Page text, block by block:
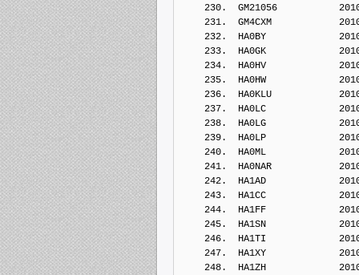
230.  GM21056
231.  GM4CXM
232.  HA0BY
233.  HA0GK
234.  HA0HV
235.  HA0HW
236.  HA0KLU
237.  HA0LC
238.  HA0LG
239.  HA0LP
240.  HA0ML
241.  HA0NAR
242.  HA1AD
243.  HA1CC
244.  HA1FF
245.  HA1SN
246.  HA1TI
247.  HA1XY
248.  HA1ZH